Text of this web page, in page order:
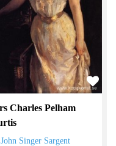
Charles Pelham
John Singer Sargent